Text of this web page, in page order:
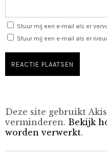
Stuur mij een e-mail als er
Stuur mij een e-mail als er
Deze site gebruikt
verminderen. Bekijk
worden verwerkt.